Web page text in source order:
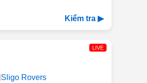
Kiểm tra ▶
LIVE
Sligo Rovers